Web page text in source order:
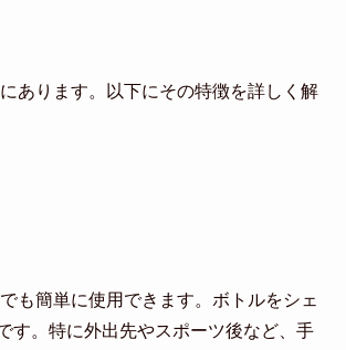
あります。以下にその特徴を詳しく解
も簡単に使用できます。ボトルをシェ
す。特に外出先やスポーツ後など、手